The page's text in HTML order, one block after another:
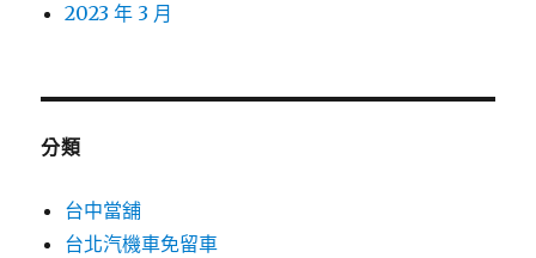
2023 年 3 月
分類
台中當舖
台北汽機車免留車